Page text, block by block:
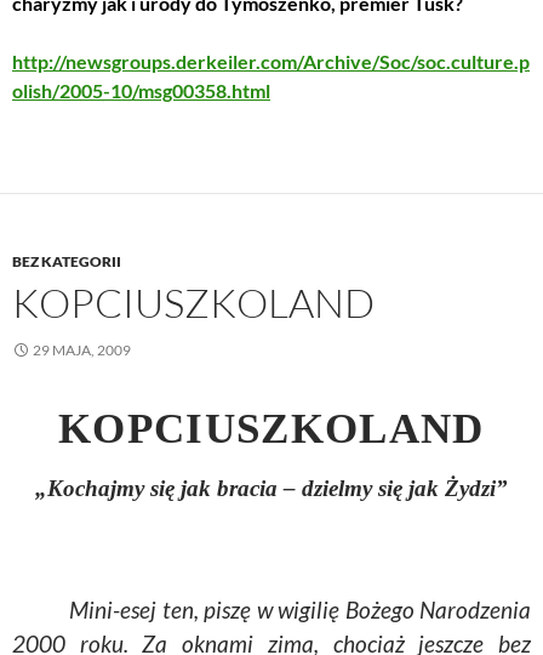
http://newsgroups.derkeiler.com/Archive/Soc/soc.culture.p
olish/2005-10/msg00358.html
BEZ KATEGORII
KOPCIUSZKOLAND
29 MAJA, 2009
KOPCIUSZKOLAND
„Kochajmy się jak bracia – dzielmy się jak Żydzi”
Mini-esej ten, piszę w wigilię Bożego Narodzenia
2000 roku. Za oknami zima, chociaż jeszcze bez